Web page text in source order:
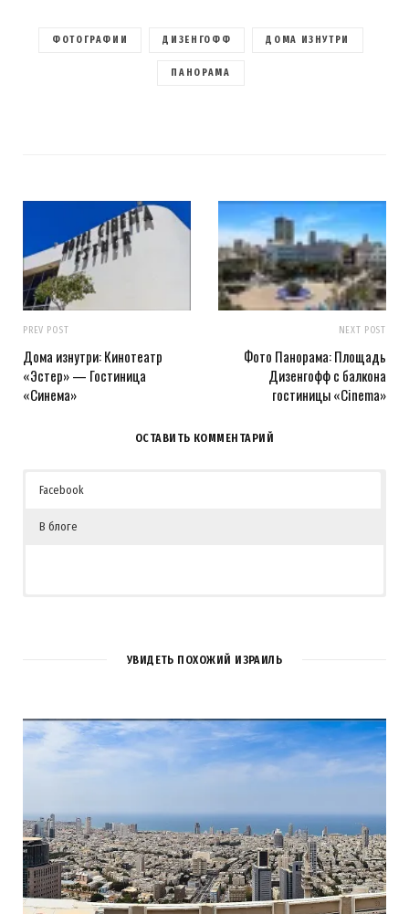
ФОТОГРАФИИ ДИЗЕНГОФФ ДОМА ИЗНУТРИ
ПАНОРАМА
PREV POST
Дома изнутри: Кинотеатр
«Эстер» — Гостиница
«Синема»
NEXT POST
Фото Панорама: Площадь
Дизенгофф с балкона
гостиницы «Cinema»
ОСТАВИТЬ КОММЕНТАРИЙ
Facebook
В блоге
1COMMENT
Алена
15 ЛЕТ AGO
REPLY
исскуства.
Загрузка...
УВИДЕТЬ ПОХОЖИЙ ИЗРАИЛЬ